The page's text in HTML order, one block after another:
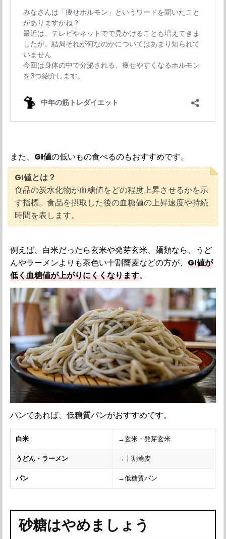
また、 GI値の低いもの食べるのもおすすめです。
GI値とは？
食品の炭水化物が血糖値をどの程度上昇させるかを示
す指標。食品を摂取した後の血糖値の上昇速度や持続
時間を表します。
例えば、白米だったら玄米や発芽玄米、麺類なら、うど
んやラーメンよりも茶色い十割蕎麦などの方が、GI値が
低く血糖値が上がりにくくなります。
パンであれば、低糖質パンがおすすめです。
白米 →玄米・発芽玄米
うどん・ラーメン →十割蕎麦
パン →低糖質パン
砂糖はやめましょう